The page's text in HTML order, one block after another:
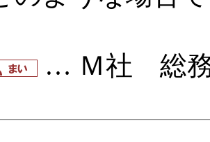
… Ｍ社 総